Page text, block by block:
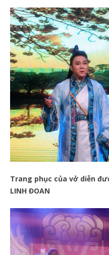
Trang phục của vở diễn
LINH ĐOAN